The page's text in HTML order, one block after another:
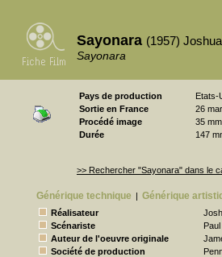
Sayonara (1957)
Sayonara
Pays de production
Etats-
Sortie en France
26
Procédé image
35
Durée
147
>> Rechercher "Sayonara" dans le
Générique technique | Générique
Réalisateur
Scénariste
Auteur de l'oeuvre originale
Société de production